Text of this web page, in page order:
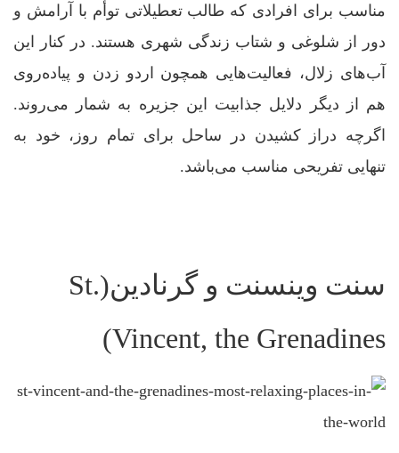
مناسب برای افرادی که طالب تعطیلاتی توأم با آرامش و
دور از شلوغی و شتاب زندگی شهری هستند. در کنار این
آب‌های زلال، فعالیت‌هایی همچون اردو زدن و پیاده‌روی
هم از دیگر دلایل جذابیت این جزیره به شمار می‌روند.
اگرچه دراز کشیدن در ساحل برای تمام روز، خود به
تنهایی تفریحی مناسب می‌باشد.
سنت وینسنت و گرنادین(St.
Vincent, the Grenadines)